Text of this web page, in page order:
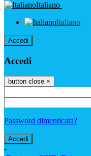
Italiano
Italiano
Accedi
Accedi
button close ×
Password dimenticata?
-